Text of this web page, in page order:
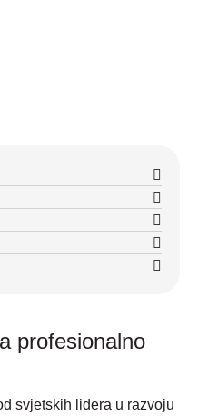
profesionalno
svjetskih lidera u razvoju